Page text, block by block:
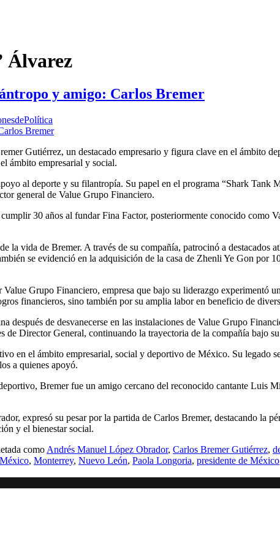
Álvarez
y amigo: Carlos Bremer
Gutiérrez, un destacado empresario y figura clave en el ámbito
ámbito empresarial y social.
al deporte y su filantropía. Su papel en el programa “Shark
general de Value Grupo Financiero.
30 años al fundar Fina Factor, posteriormente conocido
la vida de Bremer. A través de su compañía, patrocinó a
se evidenció en la adquisición de la casa de Zhenli Ye Gon por
Grupo Financiero, empresa que bajo su liderazgo experimentó
financieros, sino también por su amplia labor en beneficio de
después de desvanecerse en las instalaciones de Value Grupo
de Director General, continuando la trayectoria de la compañía bajo
en el ámbito empresarial, social y deportivo de México. Su legado
a quienes apoyó.
Bremer fue un amigo cercano del reconocido cantante Luis
expresó su pesar por la partida de Carlos Bremer, destacando la
y el bienestar social.
como Andrés Manuel López Obrador, Carlos Bremer Gutiérrez,
México, Monterrey, Nuevo León, Paola Longoria, presidente de México